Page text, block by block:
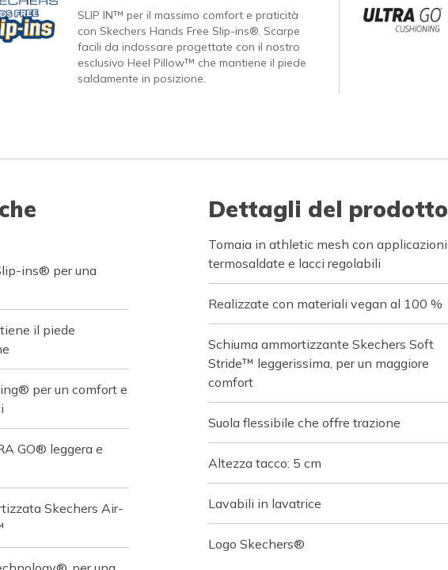
SLIP IN™ per il massimo comfort e praticità
con Skechers Hands Free Slip-ins®. Scarpe
facili da indossare progettate con il nostro
esclusivo Heel Pillow™ che mantiene il piede
saldamente in posizione.
ins® per una
il piede
per un comfort e
GO® leggera e
Skechers Air-
Dettagli del prodotto
Tomaia in athletic mesh con applicazioni
termosaldate e lacci regolabili
Realizzate con materiali vegan al 100 %
Schiuma ammortizzante Skechers Soft
Stride™ leggerissima, per un maggiore
comfort
Suola flessibile che offre trazione
Altezza tacco: 5 cm
Lavabili in lavatrice
Logo Skechers®